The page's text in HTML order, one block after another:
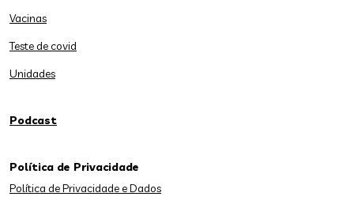
Vacinas
Teste de covid
Unidades
Podcast
Política de Privacidade
Política de Privacidade e Dados